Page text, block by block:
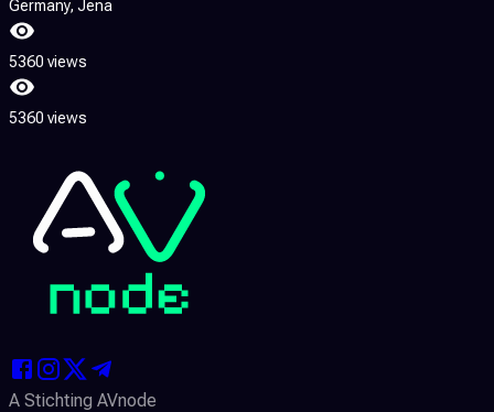
Germany, Jena
5360 views
5360 views
A Stichting AVnode